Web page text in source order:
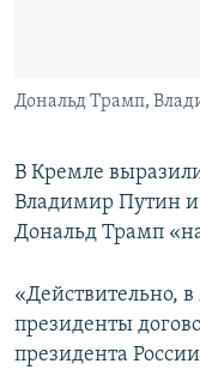
ELIFBE
Все сайты RFE/
Дональд Трамп,
В Кремле
Владимир Путин
Дональд Трамп
«Действительно,
президенты
президента